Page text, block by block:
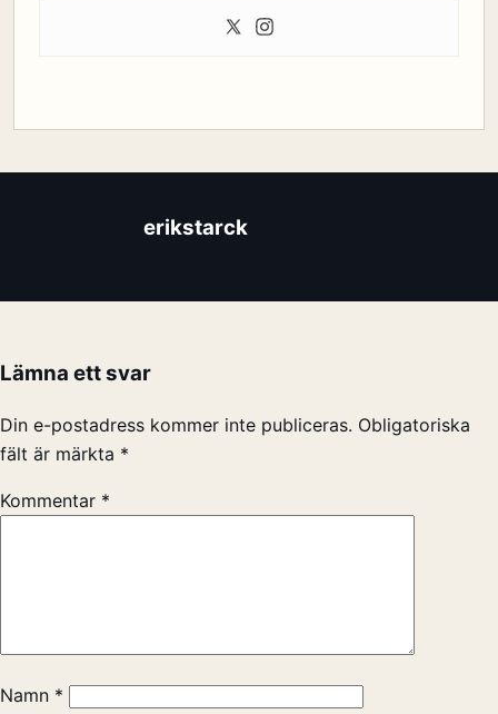
erikstarck
Lämna ett svar
Din e-postadress kommer inte publiceras. Obligatoriska
fält är märkta *
Kommentar *
Namn *